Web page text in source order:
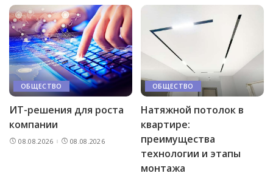
ОБЩЕСТВО
ИТ-решения для роста
компании
08.08.2026 08.08.2026
ОБЩЕСТВО
Натяжной потолок в
квартире:
преимущества
технологии и этапы
монтажа